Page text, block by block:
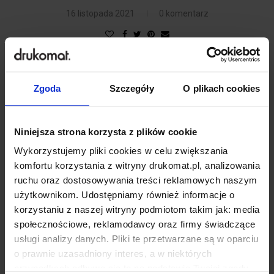
Zgoda Szczegóły O plikach cookies
Niniejsza strona korzysta z plików cookie
Wykorzystujemy pliki cookies w celu zwiększania
komfortu korzystania z witryny drukomat.pl, analizowania
ruchu oraz dostosowywania treści reklamowych naszym
użytkownikom. Udostępniamy również informacje o
korzystaniu z naszej witryny podmiotom takim jak: media
społecznościowe, reklamodawcy oraz firmy świadczące
usługi analizy danych. Pliki te przetwarzane są w oparciu
o prawnie uzasadniony interes, a w niektórych
16 listopada 2021 0 komentarz